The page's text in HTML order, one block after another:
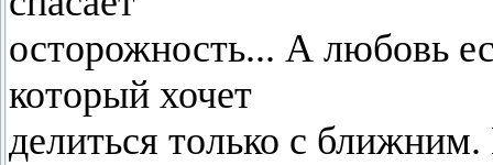
осторожность... А любовь
который хочет
делиться только с